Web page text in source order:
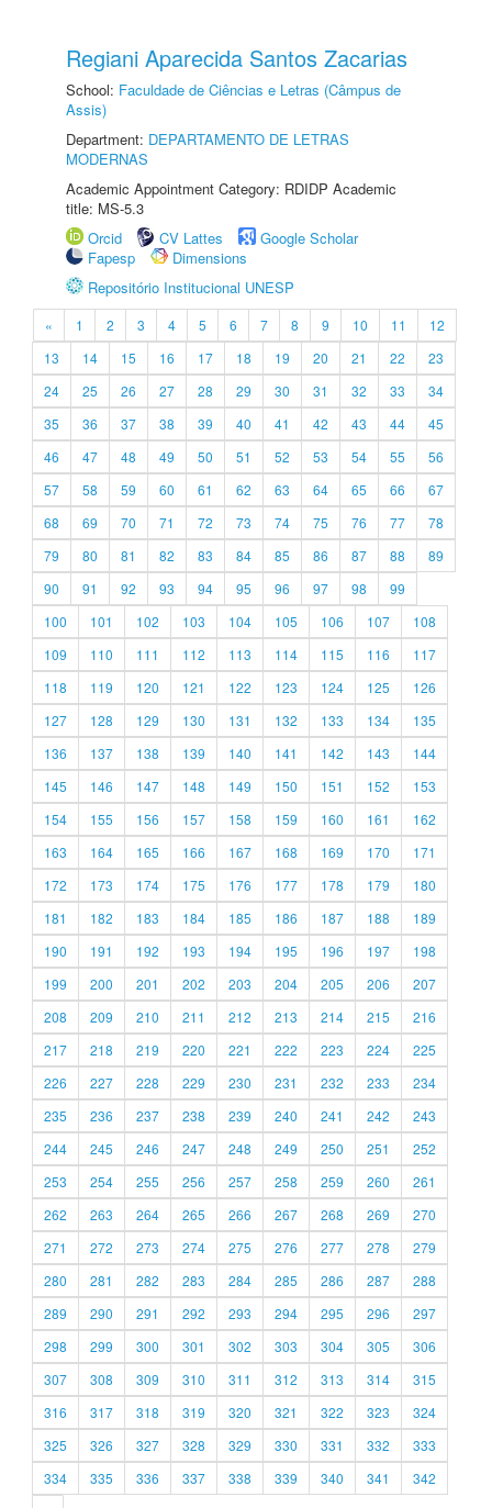
Regiani Aparecida Santos Zacarias
School: Faculdade de Ciências e Letras (Câmpus de
Assis)
Department: DEPARTAMENTO DE LETRAS
MODERNAS
Academic Appointment Category: RDIDP Academic
title: MS-5.3
Orcid
CV Lattes
Google Scholar
Fapesp
Dimensions
Repositório Institucional UNESP
« 1 2 3 4 5 6 7 8 9 10 11
12
13
14 15 16 17 18 19 20 21 22
23
24
25 26 27 28 29 30 31 32 33
34
35
36 37 38 39 40 41 42 43 44
45
46
47 48 49 50 51 52 53 54 55
56
57
58 59 60 61 62 63 64 65 66
67
68
69 70 71 72 73 74 75 76 77
78
79
80 81 82 83 84 85 86 87 88
89
90
91 92 93 94 95 96 97 98
99
100
101 102 103 104 105 106 107
108
109
110 111 112 113 114 115 116
117
118
119 120 121 122 123 124 125
126
127
128 129 130 131 132 133 134
135
136
137 138 139 140 141 142 143
144
145
146 147 148 149 150 151 152
153
154
155 156 157 158 159 160 161
162
163
164 165 166 167 168 169 170
171
172
173 174 175 176 177 178 179
180
181
182 183 184 185 186 187 188
189
190
191 192 193 194 195 196 197
198
199
200 201 202 203 204 205 206
207
208
209 210 211 212 213 214 215
216
217
218 219 220 221 222 223 224
225
226
227 228 229 230 231 232 233
234
235
236 237 238 239 240 241 242
243
244
245 246 247 248 249 250 251
252
253
254 255 256 257 258 259 260
261
262
263 264 265 266 267 268 269
270
271
272 273 274 275 276 277 278
279
280
281 282 283 284 285 286 287
288
289
290 291 292 293 294 295 296
297
298
299 300 301 302 303 304 305
306
307
308 309 310 311 312 313 314
315
316
317 318 319 320 321 322 323
324
325
326 327 328 329 330 331 332
333
334
335 336 337 338 339 340 341
342